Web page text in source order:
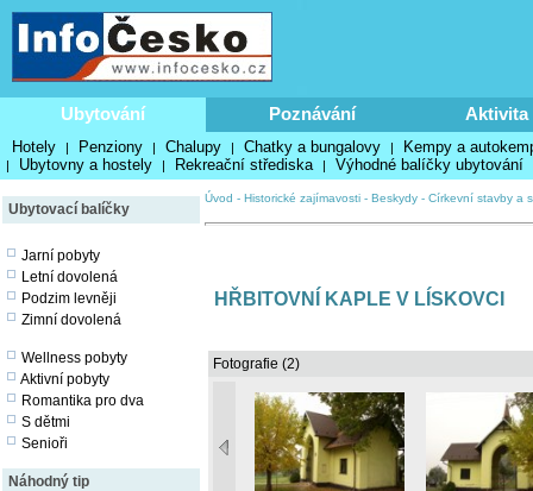
Ubytování Poznávání Aktivita
Hotely | Penziony | Chalupy | Chatky a bungalovy | Kempy a
| Ubytovny a hostely | Rekreační střediska | Výhodné balíčky ubytování
Ubytovací balíčky
Jarní pobyty
Letní dovolená
Podzim levněji
Zimní dovolená
Wellness pobyty
Aktivní pobyty
Romantika pro dva
S dětmi
Senioři
Náhodný tip
Úvod - Historické zajímavosti - Beskydy - Církevní stavby a
HŘBITOVNÍ KAPLE V LÍSKOVCI
Fotografie (2)